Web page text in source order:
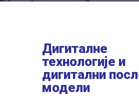
Дигиталне
технологије и
дигитални
модели